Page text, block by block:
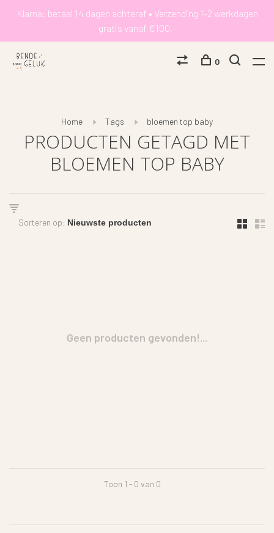
Klarna: betaal 14 dagen achteraf • Verzending 1-2 werkdagen
gratis vanaf €100,-
0
Home Tags bloemen top baby
PRODUCTEN GETAGD MET
BLOEMEN TOP BABY
Sorteren op:
Geen producten gevonden!...
Toon 1 - 0 van 0